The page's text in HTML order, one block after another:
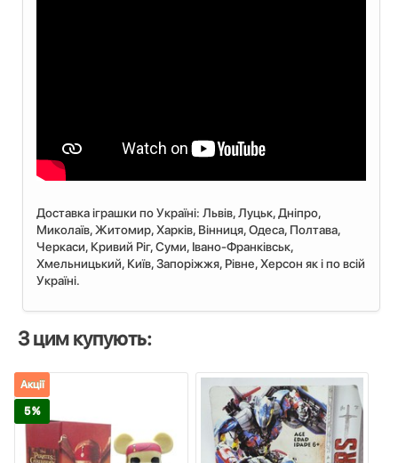
Доставка іграшки по Україні: Львiв, Луцьк, Дніпро,
Миколаїв, Житомир, Харків, Вінниця, Одеса, Полтава,
Черкаси, Кривий Ріг, Суми, Івано-Франківськ,
Хмельницький, Київ, Запоріжжя, Рівне, Херсон як і по всій
Україні.
З цим купують:
Акції
5 %